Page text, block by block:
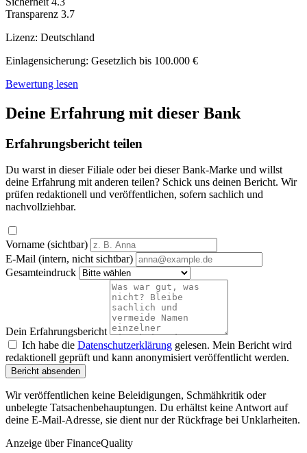
Transparenz 3.7
Lizenz: Deutschland
Einlagensicherung: Gesetzlich bis 100.000 €
Bewertung lesen
Deine Erfahrung mit dieser Bank
Erfahrungsbericht teilen
Du warst in dieser Filiale oder bei dieser Bank-Marke und willst
deine Erfahrung mit anderen teilen? Schick uns deinen Bericht. Wir
prüfen redaktionell und veröffentlichen, sofern sachlich und
nachvollziehbar.
Vorname (sichtbar)
E-Mail (intern, nicht sichtbar)
Gesamteindruck
Dein Erfahrungsbericht
Ich habe die Datenschutzerklärung gelesen. Mein Bericht wird
redaktionell geprüft und kann anonymisiert veröffentlicht werden.
Bericht absenden
Wir veröffentlichen keine Beleidigungen, Schmähkritik oder
unbelegte Tatsachenbehauptungen. Du erhältst keine Antwort auf
deine E-Mail-Adresse, sie dient nur der Rückfrage bei Unklarheiten.
Anzeige über FinanceQuality